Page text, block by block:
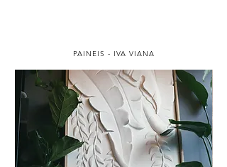
PAINEIS - IVA VIANA